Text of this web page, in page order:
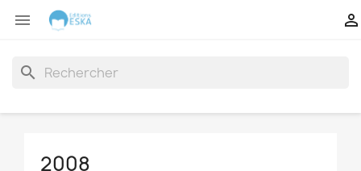
 
search
2008